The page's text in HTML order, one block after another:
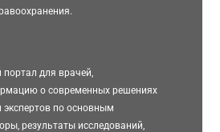
для врачей,
о современных решениях
экспертов по основным
результаты исследований,